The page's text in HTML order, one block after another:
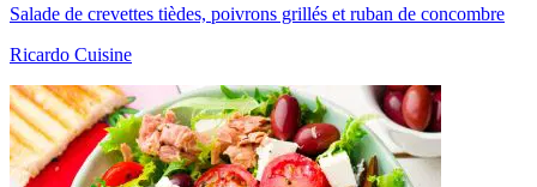
Salade de crevettes tièdes, poivrons grillés et ruban de concombre
Ricardo Cuisine